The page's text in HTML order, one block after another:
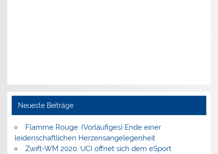
Neueste Beiträge
Flamme Rouge: (Vorläufiges) Ende einer
leidenschaftlichen Herzensangelegenheit
Zwift-WM 2020: UCI öffnet sich dem eSport